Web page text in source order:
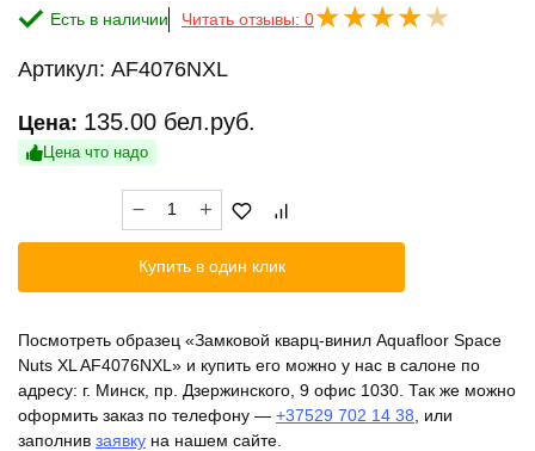
Есть в наличии Читать отзывы: 0
Артикул: AF4076NXL
Цена: 135.00 бел.руб.
Цена что надо
Количество
товара
кварц-
Space
Nuts
XL
AF4076NXL
Купить в один клик
Посмотреть образец «Замковой кварц-винил Aquafloor Space
Nuts XL AF4076NXL» и купить его можно у нас в салоне по
адресу: г. Минск, пр. Дзержинского, 9 офис 1030. Так же можно
оформить заказ по телефону — +37529 702 14 38 , или
заполнив заявку на нашем сайте.